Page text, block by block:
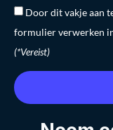
Door dit vakje aan
formulier verwerken
(*Vereist)